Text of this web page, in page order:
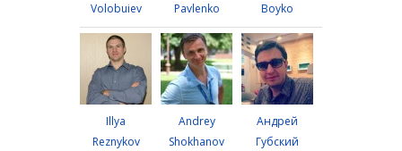
Volobuiev
Pavlenko
Boyko
Illya
Reznykov
Andrey
Shokhanov
Андрей
Губский